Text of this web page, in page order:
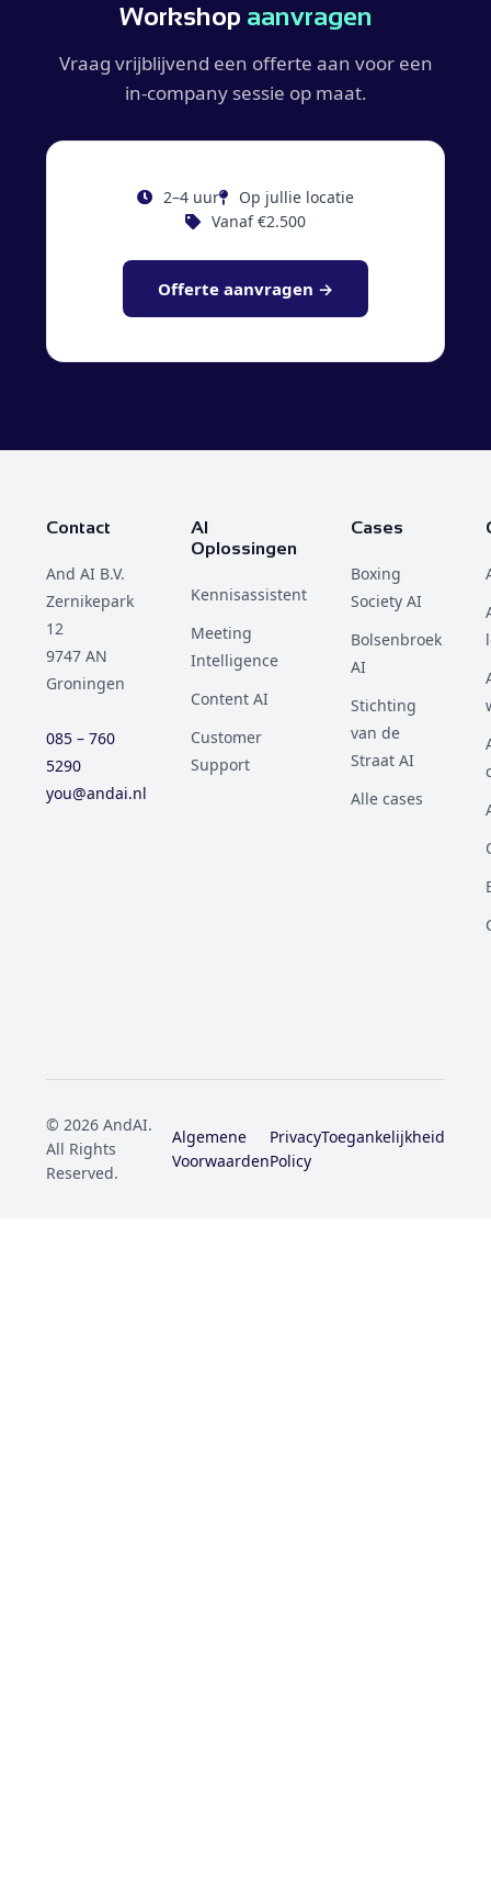
Workshop aanvragen
Vraag vrijblijvend een offerte aan voor een
in-company sessie op maat.
2–4 uur
Op jullie locatie
Vanaf €2.500
Offerte aanvragen →
Contact
And AI B.V.
Zernikepark
12
9747 AN
Groningen
085 – 760
5290
you@andai.nl
AI
Oplossingen
Kennisassistent
Meeting
Intelligence
Content AI
Customer
Support
Cases
Boxing
Society AI
Bolsenbroek
AI
Stichting
van de
Straat AI
Alle cases
© 2026 AndAI.
All Rights
Reserved.
Algemene
Voorwaarden
Privacy
Policy
Toegankelijkheid